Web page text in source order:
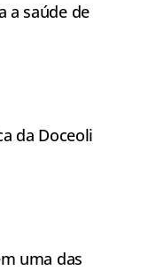
a saúde de
da Doceoli
uma das